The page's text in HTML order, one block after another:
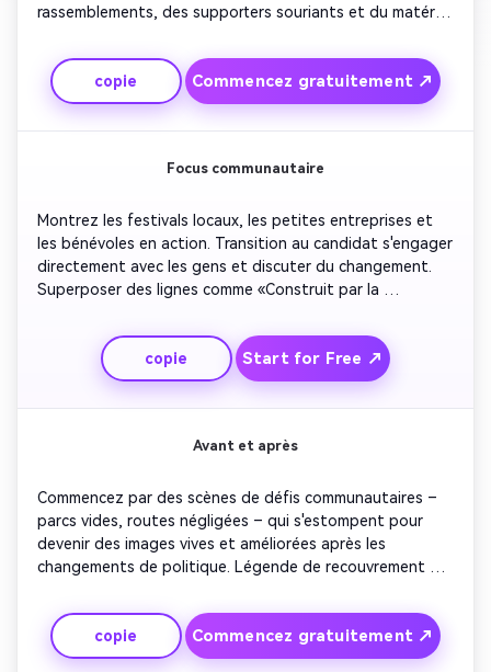
rassemblements, des supporters souriants et du matériel
les progrès, comme des barres montantes ou des
symboles d'énergie propre. Insérer une voix-off
expliquant les trois principales priorités. Terminez par un
message clair: «Action, intégrité, résultats». Gardez les
copie Commencez gratuitement ↗
Focus communautaire
Montrez les festivals locaux, les petites entreprises et
les bénévoles en action. Transition au candidat s'engager
directement avec les gens et discuter du changement.
Superposer des lignes comme «Construit par la
naturel vif et une musique de fond conviviale. Gardez le
tempo optimiste et inclusif pour résonner dans tous les
groupes d'âge. Finissez avec un visuel puissant de
diverses mains se joignant.
copie Start for Free ↗
Avant et après
Commencez par des scènes de défis communautaires –
parcs vides, routes négligées – qui s'estompent pour
devenir des images vives et améliorées après les
changements de politique. Légende de recouvrement
sonores mettant l'accent sur la transformation. Montrez
au candidat à côté de nouveaux développements ou
programmes éducatifs. Finissez par le slogan «Voir la
copie Commencez gratuitement ↗